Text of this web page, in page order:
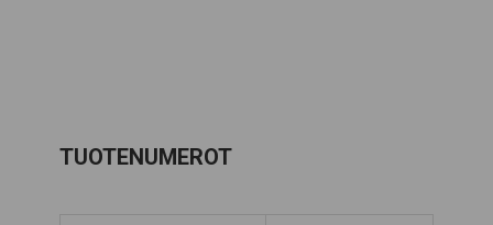
TUOTENUMEROT